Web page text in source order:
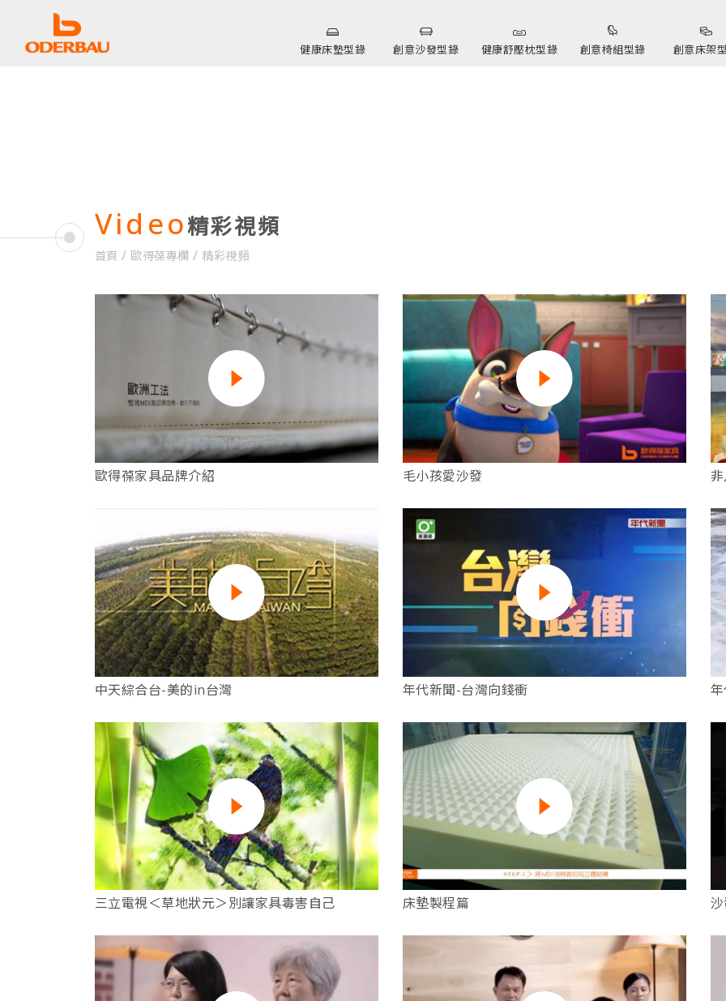
健康床墊型錄 創意沙發型錄 健康舒壓枕型錄 創意椅組型錄 創意床架
Video精彩視頻
首頁/ 歐得葆專欄/ 精彩視頻
歐得葆家具品牌介紹 毛小孩愛沙發
中天綜合台-美的in台灣 年代新聞-台灣向錢衝
三立電視＜草地狀元＞別讓家具毒害自己 床墊製程篇